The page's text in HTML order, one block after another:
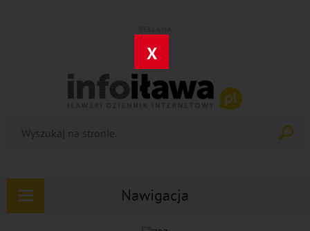
X
Nawigacja
Rozwiń